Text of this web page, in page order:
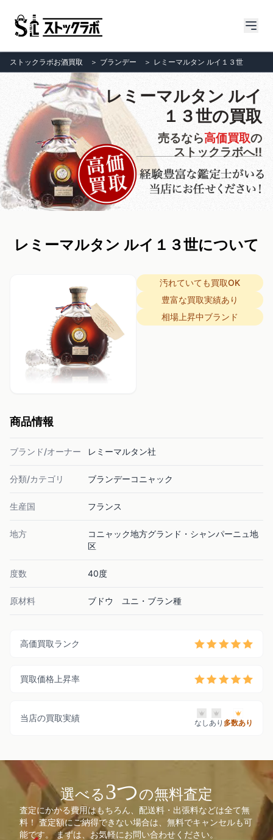
ストックラボお酒買取 ＞ ブランデー ＞ レミーマルタン ルイ１３世
レミーマルタン ルイ
１３世の買取
売るなら高価買取の
ストックラボへ!!
レミーマルタン ルイ１３世について
汚れていても買取OK
豊富な買取実績あり
相場上昇中ブランド
商品情報
ブランド/オーナー レミーマルタン社
分類/カテゴリ ブランデーコニャック
生産国 フランス
地方
コニャック地方グランド・シャンパーニュ地
区
度数 40度
原材料 ブドウ ユニ・ブラン種
高価買取ランク
買取価格上昇率
当店の買取実績 なし あり 多数あり
選べる3つの無料査定
査定にかかる費用はもちろん、配送料・出張料などは全て無
料！ 査定額にご納得できない場合は、無料でキャンセルも可
能です。 まずは、お気軽にお問い合わせください。